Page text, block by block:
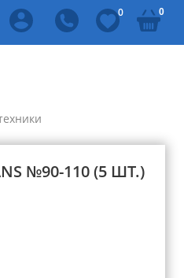
0 0
№90-110 (5 ШТ.)